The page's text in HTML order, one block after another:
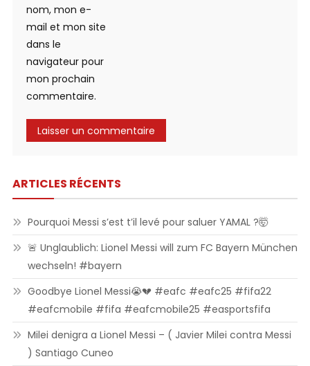
nom, mon e-
mail et mon site
dans le
navigateur pour
mon prochain
commentaire.
ARTICLES RÉCENTS
Pourquoi Messi s’est t’il levé pour saluer YAMAL ?🤯
🚨 Unglaublich: Lionel Messi will zum FC Bayern München
wechseln! #bayern
Goodbye Lionel Messi😭💔 #eafc #eafc25 #fifa22
#eafcmobile #fifa #eafcmobile25 #easportsfifa
Milei denigra a Lionel Messi – ( Javier Milei contra Messi
) Santiago Cuneo